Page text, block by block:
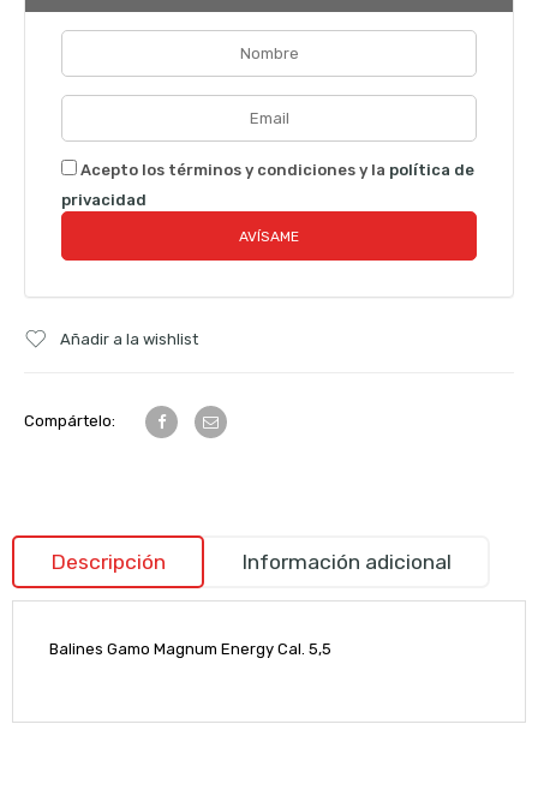
Acepto los términos y condiciones y la política de
privacidad
Añadir a la wishlist
Compártelo:
Descripción Información adicional
Balines Gamo Magnum Energy Cal. 5,5